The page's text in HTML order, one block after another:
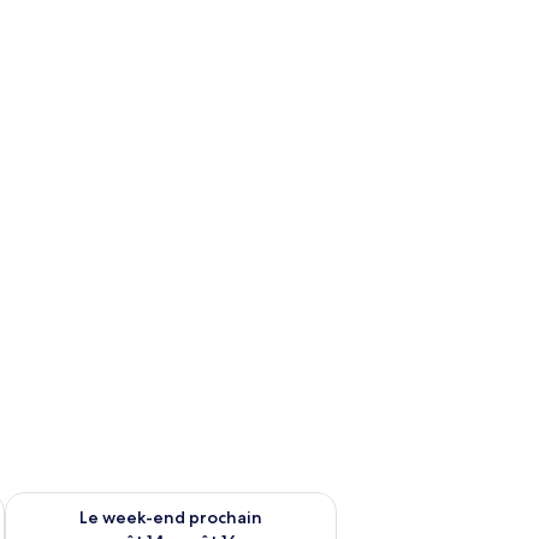
août 7 - août 9
Le week-end prochain
Vérifier la disponibilité pour le week-end prochain août 14 -